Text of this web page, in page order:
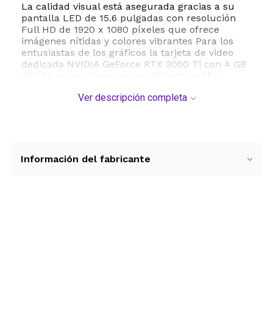
La calidad visual está asegurada gracias a su
pantalla LED de 15.6 pulgadas con resolución
Full HD de 1920 x 1080 píxeles que ofrece
imágenes nítidas y colores vibrantes Para los
entusiastas de los gráficos la tarjeta de video
dedicada NVIDIA GeForce RTX 3050 Ti con 4 GB
tecnologías avanzadas como el trazado de rayos
Ver descripción completa
Información del fabricante